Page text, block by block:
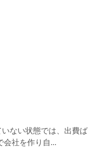
ない状態では、出費ば
会社を作り自...